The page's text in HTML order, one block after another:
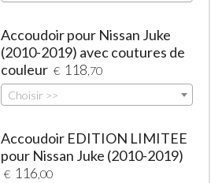
Accoudoir pour Nissan Juke
(2010-2019) avec coutures de
couleur € 118 ,70
Choisir >>
Accoudoir EDITION LIMITEE
pour Nissan Juke (2010-2019)
€ 116 ,00